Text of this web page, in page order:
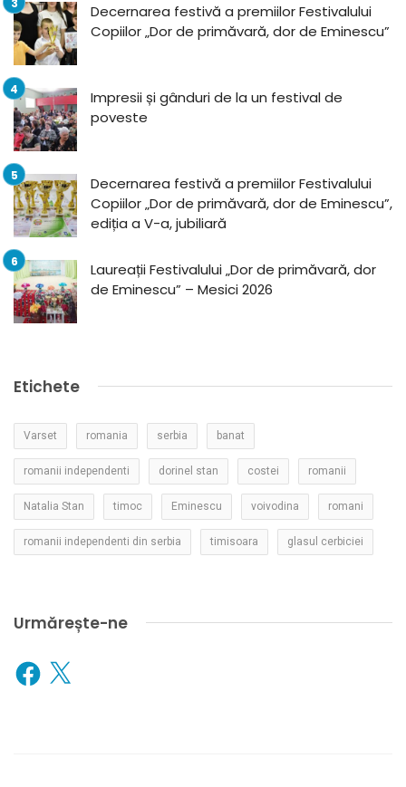
Decernarea festivă a premiilor Festivalului
Copiilor „Dor de primăvară, dor de Eminescu”
Impresii și gânduri de la un festival de
poveste
Decernarea festivă a premiilor Festivalului
Copiilor „Dor de primăvară, dor de Eminescu”,
ediția a V-a, jubiliară
Laureații Festivalului „Dor de primăvară, dor
de Eminescu” – Mesici 2026
Etichete
Varset romania serbia banat
romanii independenti dorinel stan costei romanii
Natalia Stan timoc Eminescu voivodina romani
romanii independenti din serbia timisoara glasul cerbiciei
Urmărește-ne
Facebook
X